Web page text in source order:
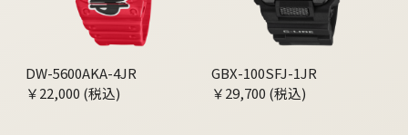
DW-5600AKA-4JR
￥22,000 (税込)
GBX-100SFJ-1JR
￥29,700 (税込)